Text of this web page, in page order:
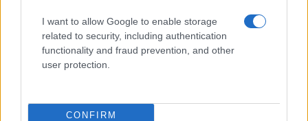
I want to allow Google to enable storage
related to security, including authentication
functionality and fraud prevention, and other
user protection.
CONFIRM
NECROLOGIE